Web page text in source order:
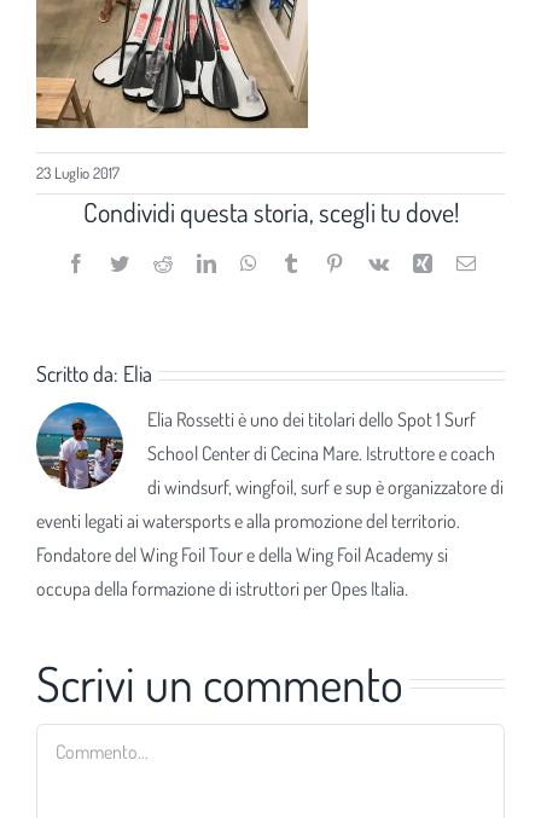
23 Luglio 2017
Condividi questa storia, scegli tu dove!
Facebook
TwitterRedditLinkedInWhatsApp
TumblrPinterest
Vk Xing Email
Scritto da: Elia
Elia Rossetti è uno dei titolari dello Spot 1 Surf
School Center di Cecina Mare. Istruttore e coach
di windsurf, wingfoil, surf e sup è organizzatore di
eventi legati ai watersports e alla promozione del territorio.
Fondatore del Wing Foil Tour e della Wing Foil Academy si
occupa della formazione di istruttori per Opes Italia.
Scrivi un commento
Commento